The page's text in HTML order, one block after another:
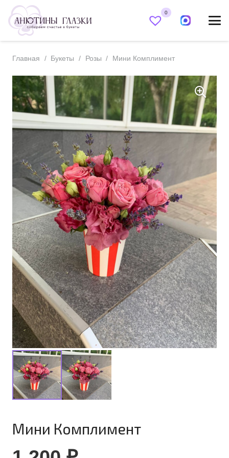
0
Главная / Букеты / Розы / Мини Комплимент
Мини Комплимент